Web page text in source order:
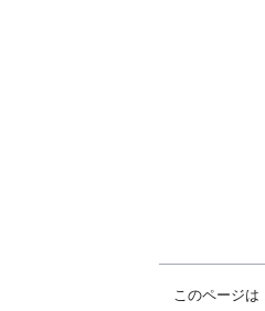
このページは